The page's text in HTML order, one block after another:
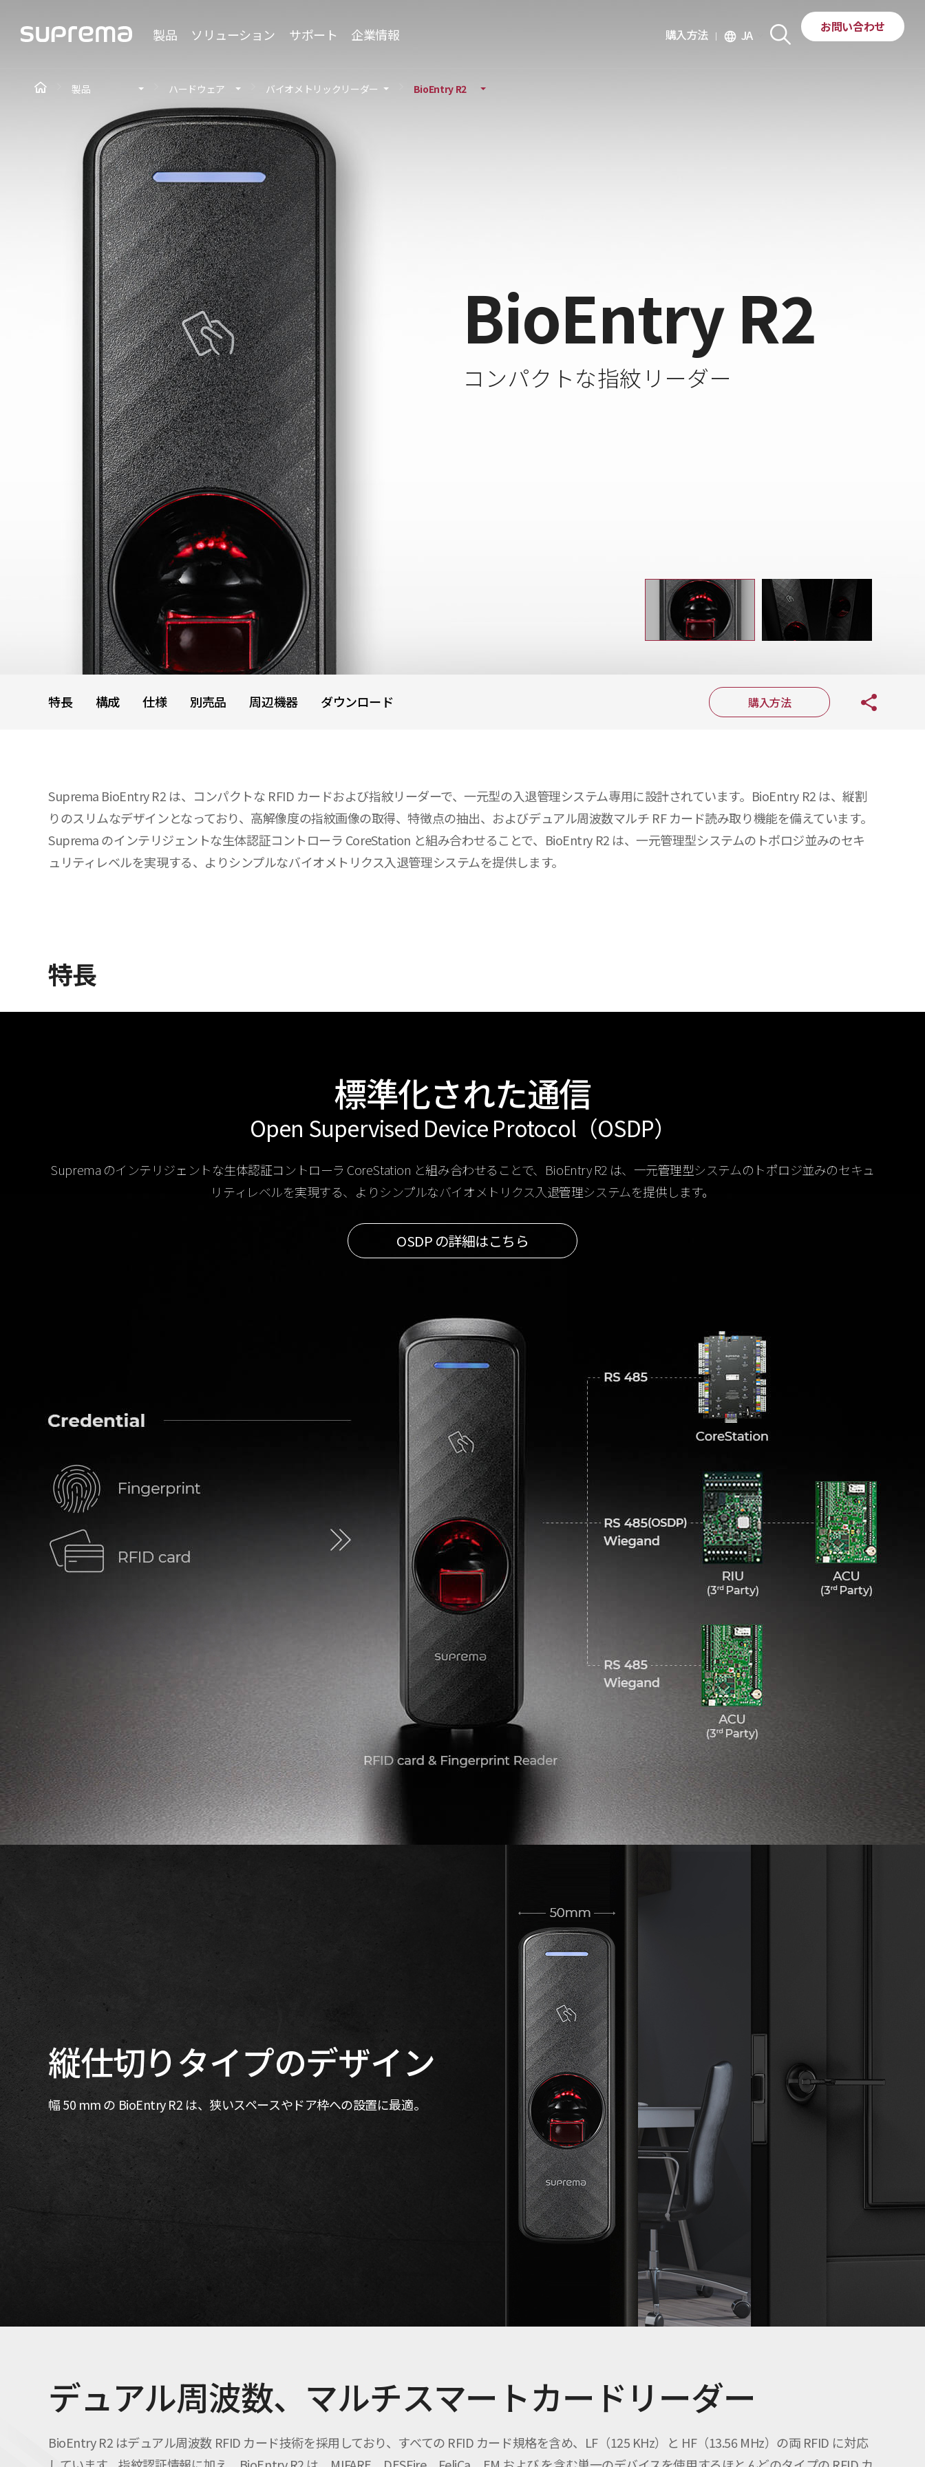
製品 ソリューション サポート 企業情報 購入方法 language JA
お問い合わせ
BioEntry R2
コンパクトな指紋リーダー
製品 ハードウェア バイオメトリックリーダー BioEntry R2
特長 構成 仕様 別売品 周辺機器 ダウンロード 購入方法
Suprema BioEntry R2 は、コンパクトな RFID カードおよび指紋リーダーで、一元型の入退管理システム専用に設計されています。BioEntry R2 は、縦割
りのスリムなデザインとなっており、高解像度の指紋画像の取得、特徴点の抽出、およびデュアル周波数マルチ RF カード読み取り機能を備えています。
Suprema のインテリジェントな生体認証コントローラ CoreStation と組み合わせることで、BioEntry R2 は、一元管理型システムのトポロジ並みのセキ
ュリティレベルを実現する、よりシンプルなバイオメトリクス入退管理システムを提供します。
特長
標準化された通信
Open Supervised Device Protocol（OSDP）
Suprema のインテリジェントな生体認証コントローラ CoreStation と組み合わせることで、BioEntry R2 は、一元管理型システムのトポロジ並みのセキュ
リティレベルを実現する、よりシンプルなバイオメトリクス入退管理システムを提供します。
OSDP の詳細はこちら
縦仕切りタイプのデザイン
幅 50 mm の BioEntry R2 は、狭いスペースやドア枠への設置に最適。
デュアル周波数、マルチスマートカードリーダー
BioEntry R2 はデュアル周波数 RFID カード技術を採用しており、すべての RFID カード規格を含め、LF（125 KHz）と HF（13.56 MHz）の両 RFID に対応